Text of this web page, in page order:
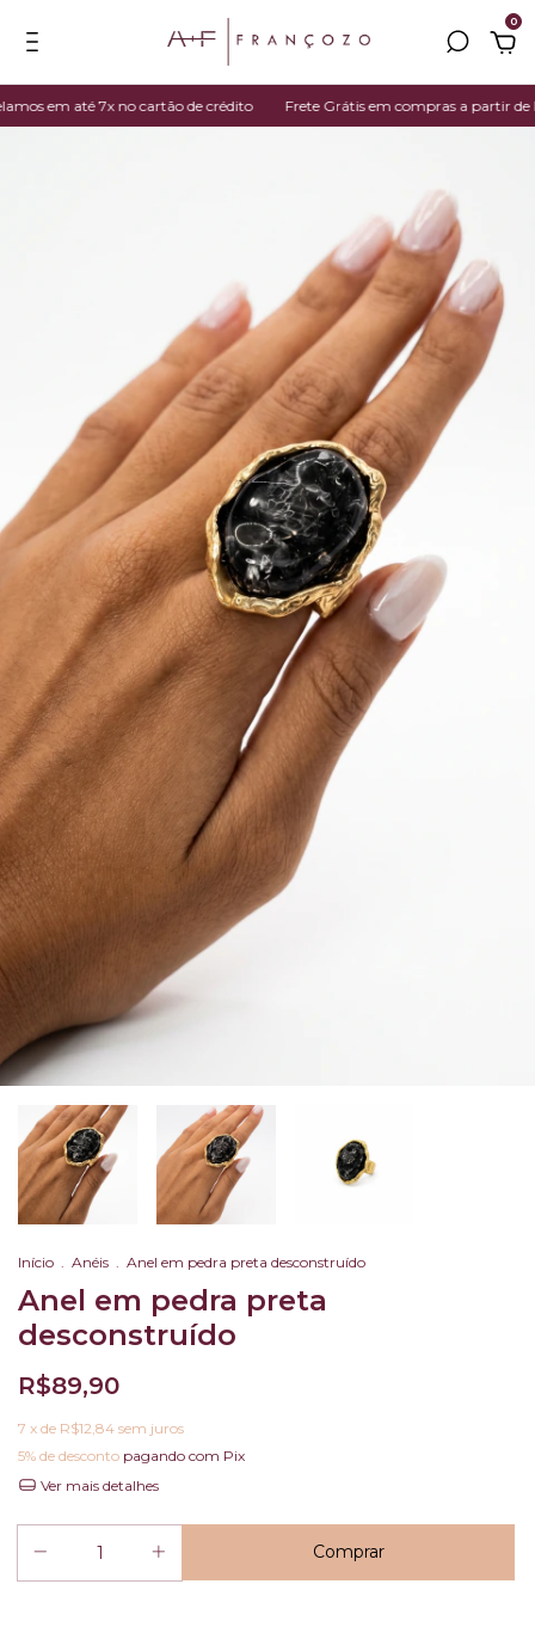
0
em até 7x no cartão de crédito Frete Grátis em compras a partir de R$
Início Anéis Anel em pedra preta desconstruído
Anel em pedra preta
desconstruído
R$89,90
7 x de R$12,84 sem juros
5% de desconto pagando com Pix
Ver mais detalhes